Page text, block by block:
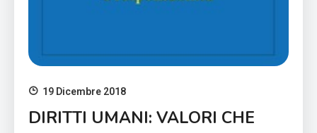
19 Dicembre 2018
DIRITTI UMANI: VALORI CHE